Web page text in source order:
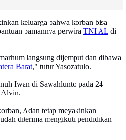
keluarga bahwa korban bisa
pamannya perwira TNI AL di
langsung dijemput dan dibawa
Barat," tutur Yasozatulo.
Iwan di Sawahlunto pada 24
Alvin.
Adan tetap meyakinkan
diterima mengikuti pendidikan